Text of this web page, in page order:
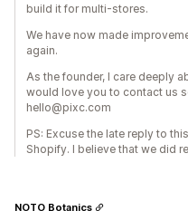
build it for multi-stores.
We have now made
again.
As the founder, I care deeply
would love you to contact us
hello@pixc.com
PS: Excuse the late reply to
Shopify. I believe that we did
NOTO Botanics